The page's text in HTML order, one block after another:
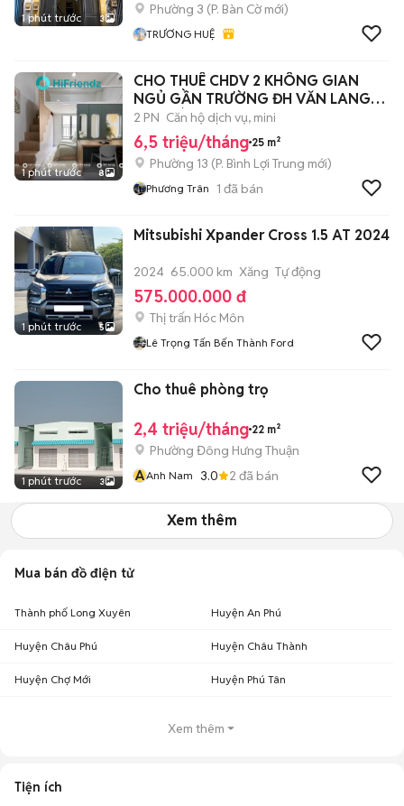
1 phút trước 3
Phường 3 (P. Bàn Cờmới)
TRƯƠNG HUỆ
1 phút trước 8
CHO THUÊ CHDV 2 KHÔNG GIAN
NGỦ GẦN TRƯỜNG ĐH VĂN LANG
CS3 - BÌNH THANH
2 PN Căn hộ dịch vụ, mini
6,5 triệu/tháng 25 m²
Phường 13 (P. Bình Lợi Trung mới)
Phương Trân 1 đã bán
1 phút trước 5
Mitsubishi Xpander Cross 1.5 AT 2024
2024 65.000 km Xăng Tự động
575.000.000 đ
Thị trấn Hóc Môn
Lê Trọng Tấn Bến Thành Ford
1 phút trước 3
Cho thuê phòng trọ
2,4 triệu/tháng 22 m²
Phường Đông Hưng Thuận
AAnh Nam 3.0 2 đã bán
Xem thêm
Mua bán đồ điện tử
Thành phố Long Xuyên Huyện An Phú
Huyện Châu Phú Huyện Châu Thành
Huyện Chợ Mới Huyện Phú Tân
Xem thêm
Tiện ích